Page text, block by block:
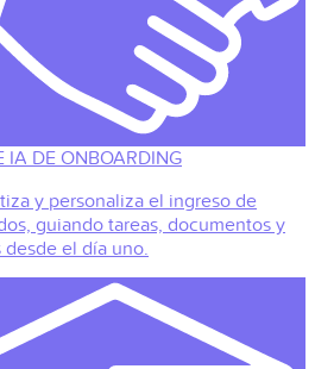
IA DE ONBOARDING
y personaliza el ingreso de
guiando tareas, documentos y
desde el día uno.